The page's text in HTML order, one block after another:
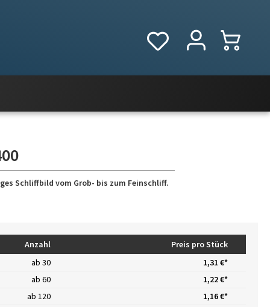
Schliffbild vom Grob- bis zum Feinschliff.
Anzahl
Preis pro Stück
ab 30
1,31 €*
ab 60
1,22 €*
ab 120
1,16 €*